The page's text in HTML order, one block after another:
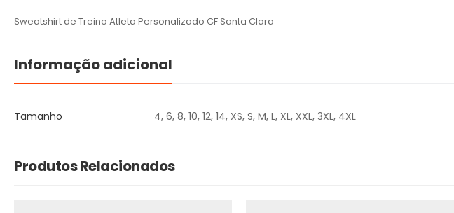
Sweatshirt de Treino Atleta Personalizado CF Santa Clara
Informação adicional
Tamanho 4, 6, 8, 10, 12, 14, XS, S, M, L, XL, XXL, 3XL, 4XL
Produtos Relacionados